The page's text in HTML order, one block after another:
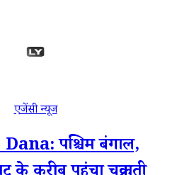
एजेंसी न्यूज
पश्चिम बंगाल,